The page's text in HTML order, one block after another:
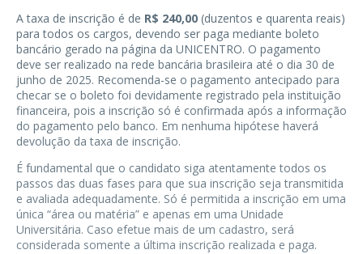
A taxa de inscrição é de R$ 240,00 (duzentos e quarenta reais)
para todos os cargos, devendo ser paga mediante boleto
bancário gerado na página da UNICENTRO. O pagamento
deve ser realizado na rede bancária brasileira até o dia 30 de
junho de 2025. Recomenda-se o pagamento antecipado para
checar se o boleto foi devidamente registrado pela instituição
financeira, pois a inscrição só é confirmada após a informação
do pagamento pelo banco. Em nenhuma hipótese haverá
devolução da taxa de inscrição.
É fundamental que o candidato siga atentamente todos os
passos das duas fases para que sua inscrição seja transmitida
e avaliada adequadamente. Só é permitida a inscrição em uma
única “área ou matéria” e apenas em uma Unidade
Universitária. Caso efetue mais de um cadastro, será
considerada somente a última inscrição realizada e paga.